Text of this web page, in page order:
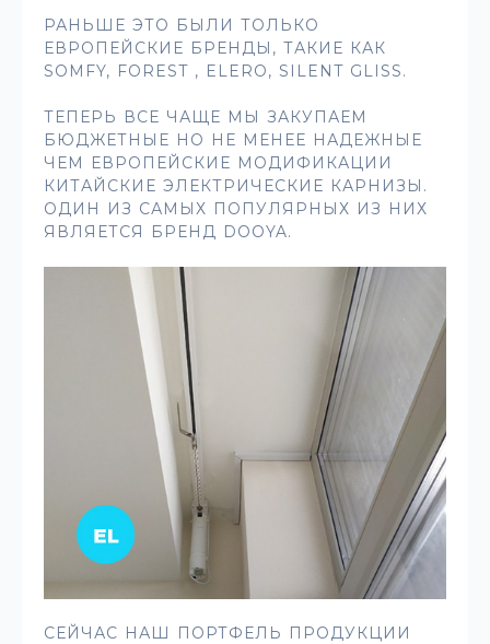
РАНЬШЕ ЭТО БЫЛИ ТОЛЬКО
ЕВРОПЕЙСКИЕ БРЕНДЫ, ТАКИЕ КАК
SOMFY, FOREST , ELERO, SILENT GLISS.
ТЕПЕРЬ ВСЕ ЧАЩЕ МЫ ЗАКУПАЕМ
БЮДЖЕТНЫЕ НО НЕ МЕНЕЕ НАДЕЖНЫЕ
ЧЕМ ЕВРОПЕЙСКИЕ МОДИФИКАЦИИ
КИТАЙСКИЕ ЭЛЕКТРИЧЕСКИЕ КАРНИЗЫ.
ОДИН ИЗ САМЫХ ПОПУЛЯРНЫХ ИЗ НИХ
ЯВЛЯЕТСЯ БРЕНД DOOYA.
СЕЙЧАС НАШ ПОРТФЕЛЬ ПРОДУКЦИИ